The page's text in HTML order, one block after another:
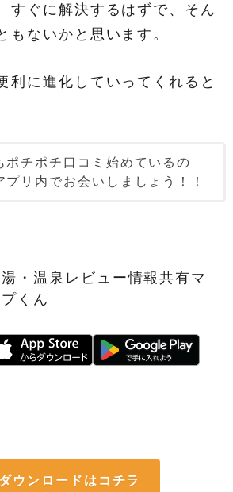
すぐに解決するはずで、そん
もないかと思います。
利に進化していってくれると
ポチポチ口コミ始めているの
プリ内でお会いしましょう！！
・温泉レビュー情報共有マ
プくん
ウンロードはコチラ